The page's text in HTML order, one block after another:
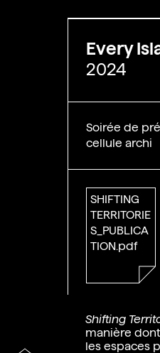
Shifting
manière
les espaces
Every
2024
Soirée de
cellule archi
SHIFTING
TERRITORIE
S_PUBLICA
TION.pdf